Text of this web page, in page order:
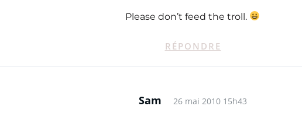
Please don’t feed the troll.
RÉPONDRE
Sam
26 mai 2010 15h43